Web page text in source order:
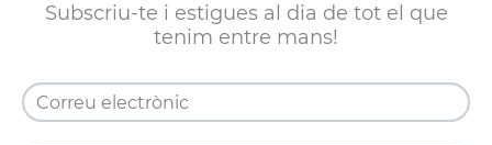
Subscriu-te i estigues al dia de tot el que
tenim entre mans!